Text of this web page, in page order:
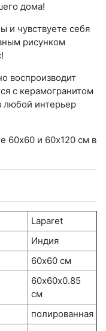
дома!
и чувствуете себя
рисунком
воспроизводит
с керамогранитом
любой интерьер
60х60 и 60х120 см в
Laparet
Индия
60х60 см
60х60x0.85
см
полированная